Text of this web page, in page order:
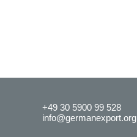
+49 30 5900 99 528
info@germanexport.org